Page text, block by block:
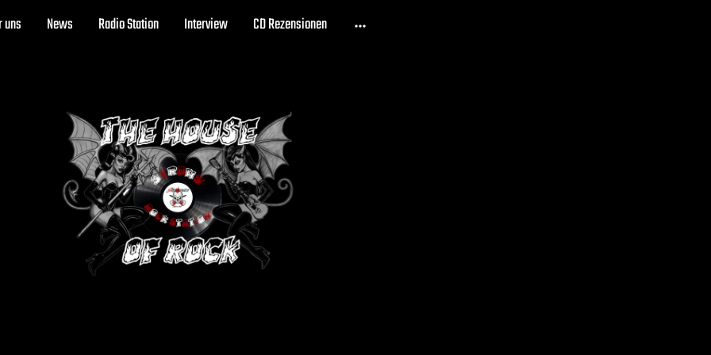
uns News Radio Station Interview CD Rezensionen